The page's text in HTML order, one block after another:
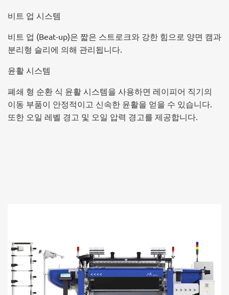
비트 업 시스템
비트 업 (Beat-up)은 짧은 스트로크와 강한 힘으로 양면 캠과
분리형 슬리에 의해 관리됩니다.
윤활 시스템
폐쇄 형 순환 식 윤활 시스템을 사용하면 레이피어 직기의
이동 부품이 안정적이고 신속한 윤활을 얻을 수 있습니다.
또한 오일 레벨 경고 및 오일 압력 경고를 제공합니다.